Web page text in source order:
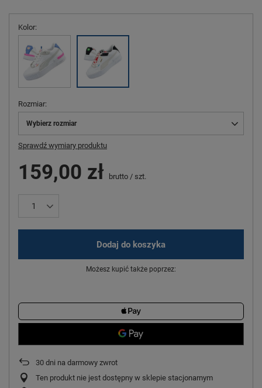
Kolor
Rozmiar
Wybierz rozmiar
Sprawdź wymiary produktu
159,00 zł brutto / szt.
Dodaj do koszyka
Możesz kupić także poprzez:
30 dni na darmowy zwrot
Ten produkt nie jest dostępny w sklepie stacjonarnym